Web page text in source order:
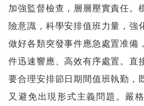
加強監督檢查，層層壓實責任。
險意識，科學安排值班力量，強
做好各類突發事件應急處置准備
件迅速響應、高效有序處置。直
要合理安排節日期間值班執勤，
又避免出現形式主義問題。嚴